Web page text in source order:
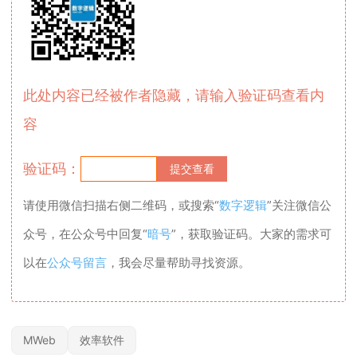
此处内容已经被作者隐藏，请输入验证码查看内
容
验证码：
请使用微信扫描右侧二维码，或搜索“数字逻辑”关注微信公
众号，在公众号中回复“暗号”，获取验证码。大家的需求可
以在公众号留言 ，我会尽量帮助寻找资源。
MWeb 效率软件